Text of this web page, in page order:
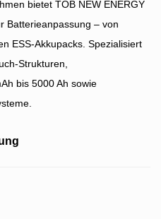
bietet TOB NEW ENERGY
Batterieanpassung – von
ESS-Akkupacks. Spezialisiert
Strukturen,
bis 5000 Ah sowie